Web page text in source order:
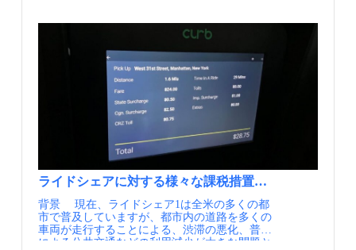
バッテリー搭載車両を導入しています。 PUM圏
域の分担率の考え方（出典①） トラムとバス、
同じホームで乗り換え（出典①） ポイント リ
エージュでは、一度トラムが廃止されたもの
の、バスだけでの公共交通施策には限界があ
り、再度トラムが復活することとなりました。
また、トラムの復活のきっかけとして都市モビ
リティ計画であるPUMの作成がありました。
PUMの策定には、交通事業者やワロン政府な
ど、さまざまな関係者が関わっており、多様な
主体と計画を策定するという観点で、
する部分があります。一方で、市民との関わり
画策定の各段階で市民との合意形成が求められ
ますが、PUMでは、策定プロセスの最終段階で
ある公聴会において市民との合意形成が行われ
ました。また、PUMの策定にあたっては、都市
いは横展開において、留意すべき点を列挙させ
ていただいた。今後の各地での実証実験の提
案、遂行等において少しでも参考になれば幸い
が必要 きわめて当たり前のことから始める
が、税金を用いた実験であれば、なんのための
実験か大義名分が必須である。交通問題を考え
る際、需要（利用者サイド）の状況と供給（事
業者サイド）の状況だけで問題設定をするのは
不十分である。需要と供給の外側に政策枠組み
があり、地域において何のために実験するのか
素、VISIONゼロ（交通事故死者数ゼロ）、地域
住民の健康増進といったあたりを前面に出し、
それらの指標が改善されることを評価の視点と
することが基本である。バス利用者数増加、経
営赤字解消というような指標だけが前面に出て
くるのは不十分である。 ②地域の課題解決か地
most liveable city. Is its public transport network the
introduce zero-emission freight zones グラスゴー：
Pollution levels fall in Glasgow after launch of low-
で鉄道運営 エリザベス線、来年５月から ドイ
ツ：ドイツ、2040年の交通予測を公表 ニューヨ
ーク：ニューヨーク市が「渋滞税」導入へ、米
都市で初 トランプ次期大統領は反対 公共交通
機関の完全キャッシュレス化で日本より数歩先
をいくASEAN諸国のリアル 情報提供元：一般
ルでの情報提供を希望される方は、JCOMMの
Webページより、JCOMMメーリングリストへの
登録を行ってください。 JCOMMメーリングリ
スト配信内容・JCOMMニューズレター（年4
回） 日本のMMの実務と研究に関わる様々な
情報交換を支援することを目的として、 一般
ライドシェアに対する様々な課税措置の実態、米国
背景 現在、ライドシェア1は全米の多くの都
市で普及していますが、都市内の道路を多くの
車両が走行することによる、渋滞の悪化、普及
による公共交通などの利用減少が大きな問題と